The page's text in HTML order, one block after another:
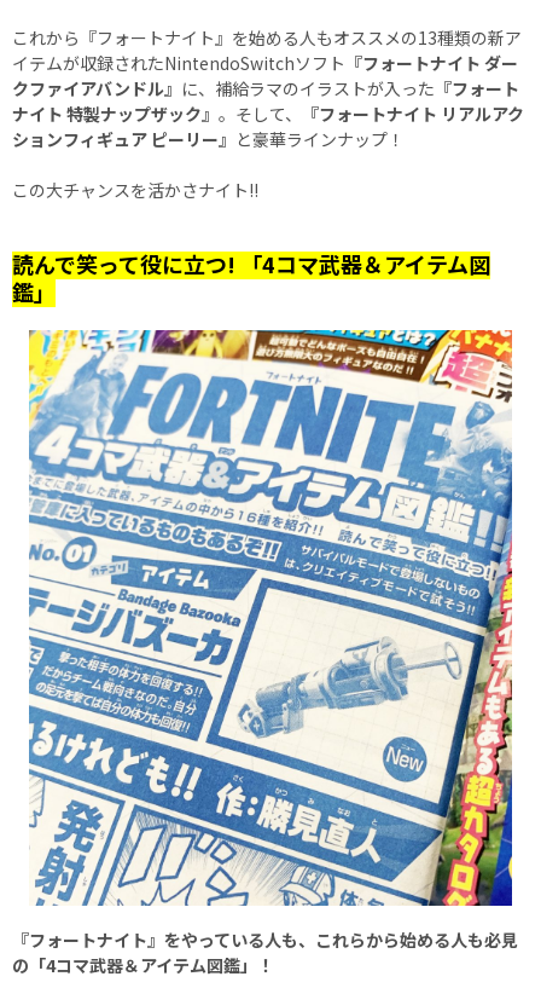
これから『フォートナイト』を始める人もオススメの13種類の新ア
イテムが収録されたNintendoSwitchソフト 『フォートナイト ダー
クファイアバンドル』 に、補給ラマのイラストが入った 『フォート
ナイト 特製ナップザック』 。そして、
『フォートナイト リアルアク
ションフィギュア ピーリー』 と豪華ラインナップ！
この大チャンスを活かさナイト!!
読んで笑って役に立つ! 「4コマ武器＆アイテム図
鑑」
『フォートナイト』をやっている人も、これらから始める人も必見
の「4コマ武器＆アイテム図鑑」！